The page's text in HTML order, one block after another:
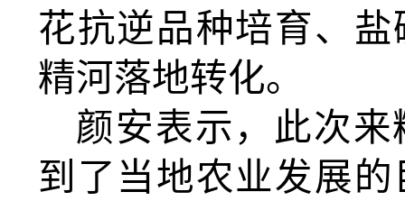
花抗逆品种培育、
精河落地转化。
颜安表示，此次
到了当地农业发展